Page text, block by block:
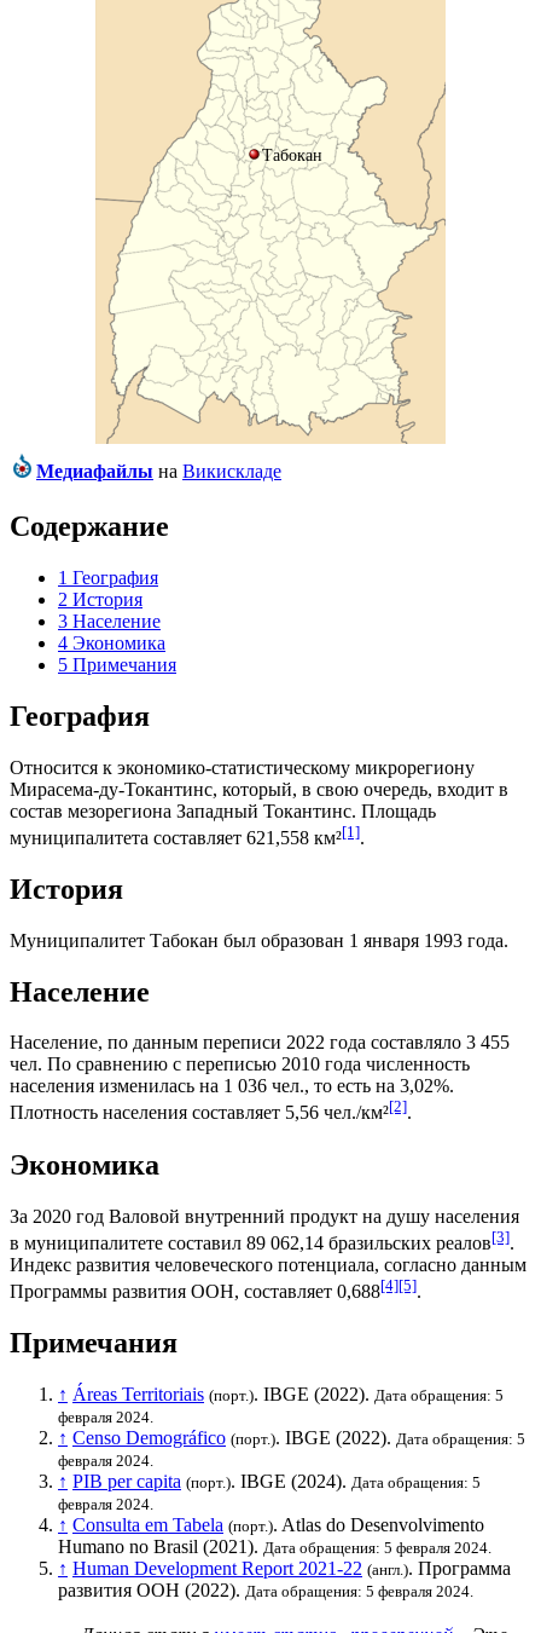
Табокан
Медиафайлы на Викискладе
Содержание
1 География
2 История
3 Население
4 Экономика
5 Примечания
География
Относится к экономико-статистическому микрорегиону
Мирасема-ду-Токантинс, который, в свою очередь, входит в
состав мезорегиона Западный Токантинс. Площадь
муниципалитета составляет 621,558 км²[1].
История
Муниципалитет Табокан был образован 1 января 1993 года.
Население
Население, по данным переписи 2022 года составляло 3 455
чел. По сравнению с переписью 2010 года численность
населения изменилась на 1 036 чел., то есть на 3,02%.
Плотность населения составляет 5,56 чел./км²[2].
Экономика
За 2020 год Валовой внутренний продукт на душу населения
в муниципалитете составил 89 062,14 бразильских реалов[3].
Индекс развития человеческого потенциала, согласно данным
Программы развития ООН, составляет 0,688[4][5].
Примечания
↑ Áreas Territoriais (порт.). IBGE (2022). Дата обращения: 5
февраля 2024.
↑ Censo Demográfico (порт.). IBGE (2022). Дата обращения: 5
февраля 2024.
↑ PIB per capita (порт.). IBGE (2024). Дата обращения: 5
февраля 2024.
↑ Consulta em Tabela (порт.). Atlas do Desenvolvimento
Humano no Brasil (2021). Дата обращения: 5 февраля 2024.
↑ Human Development Report 2021-22 (англ.). Программа
развития ООН (2022). Дата обращения: 5 февраля 2024.